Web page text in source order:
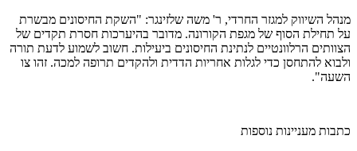
מנהל השיווק למגזר החרדי, ר' משה שלזינגר: "השקת החיסונים מבשרת
על תחילת הסוף של מגפת הקורונה. מדובר בהיערכות חסרת תקדים של
הצוותים הרלוונטיים לנתינת החיסונים ביעילות. חשוב לשמוע לדעת תורה
ולבוא להתחסן כדי לגלות אחריות הדדית ולהקדים תרופה למכה. זהו צו
השעה".
כתבות מעניינות נוספות